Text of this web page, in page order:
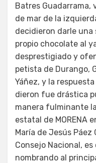
Batres Guadarrama,
de mar de la
decidieron darle una
propio chocolate al
desprestigiado y
petista de Durango,
Yáñez, y la
dieron fue drástica
manera fulminante
estatal de MORENA
María de Jesús
Consejo Nacional, es
nombrando al